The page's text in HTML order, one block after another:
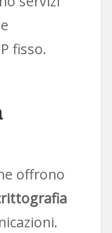
fisso.
offrono